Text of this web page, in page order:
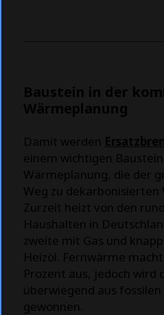
Baustein in der
Wärmeplanung
Damit werden
einem wichtigen
Wärmeplanung, die der
Weg zu dekarbonisierten
Zurzeit heizt von den
Haushalten in
zweite mit Gas und
Heizöl. Fernwärme
Prozent aus, jedoch wird
überwiegend aus
gewonnen.